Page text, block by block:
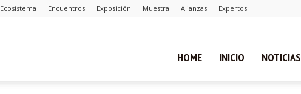
Ecosistema Encuentros Exposición Muestra Alianzas Expertos
HOME INICIO NOTICIAS